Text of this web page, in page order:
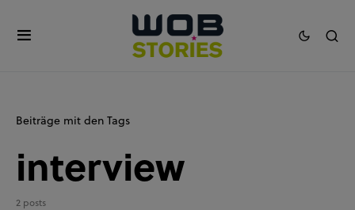
Beiträge mit den Tags
interview
2 posts